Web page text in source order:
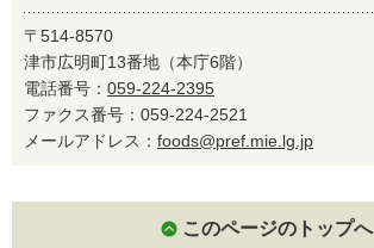
〒514-8570
津市広明町13番地（本庁6階）
電話番号： 059-224-2395
ファクス番号：059-224-2521
メールアドレス： foods@pref.mie.lg.jp
このページのトップへ